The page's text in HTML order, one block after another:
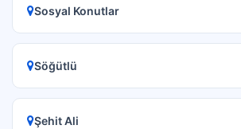
Sosyal Konutlar
Söğütlü
Şehit Ali